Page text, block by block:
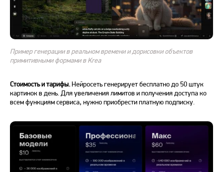
Пример генерации в реальном времени и дорисовки объектов
примитивными формами в Krea
Стоимость и тарифы.Нейросетьгенерируетбесплатно до 50 штук
картинокв день. Для увеличения лимитов и получения доступа ко
всем функциямсервиса, нужно приобрести платную подписку.